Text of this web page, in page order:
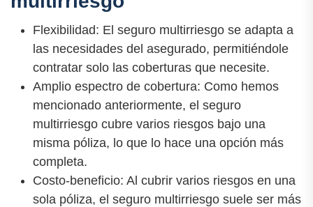
Flexibilidad: El seguro multirriesgo se adapta a
las necesidades del asegurado, permitiéndole
contratar solo las coberturas que necesite.
Amplio espectro de cobertura: Como hemos
mencionado anteriormente, el seguro
multirriesgo cubre varios riesgos bajo una
misma póliza, lo que lo hace una opción más
completa.
Costo-beneficio: Al cubrir varios riesgos en una
sola póliza, el seguro multirriesgo suele ser más